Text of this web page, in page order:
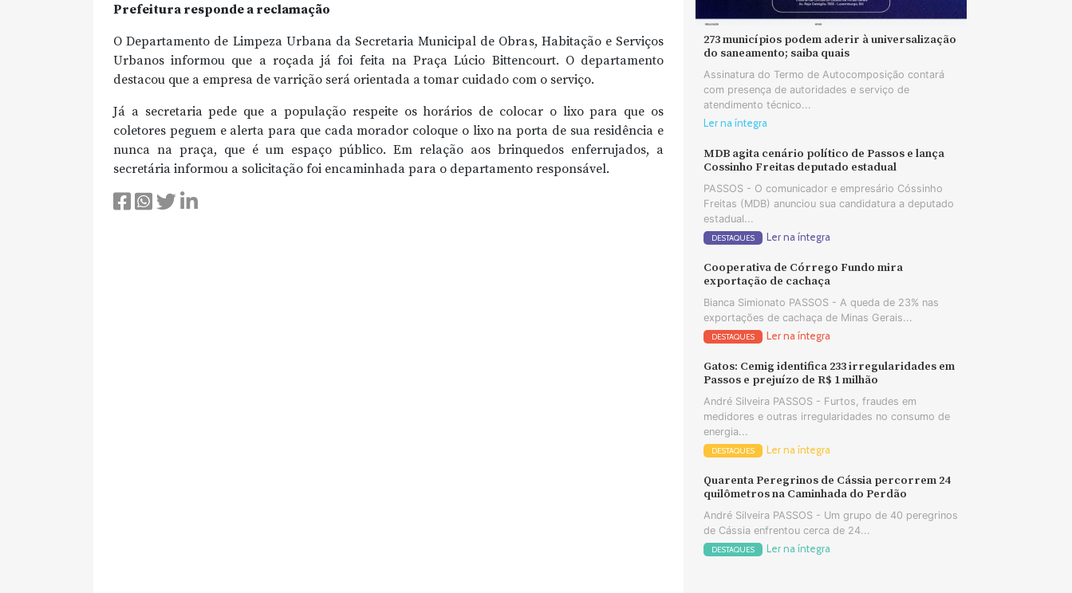
Prefeitura responde a reclamação
O Departamento de Limpeza Urbana da Secretaria Municipal de Obras, Habitação e Serviços
Urbanos informou que a roçada já foi feita na Praça Lúcio Bittencourt. O departamento
destacou que a empresa de varrição será orientada a tomar cuidado com o serviço.
Já a secretaria pede que a população respeite os horários de colocar o lixo para que os
coletores peguem e alerta para que cada morador coloque o lixo na porta de sua residência e
nunca na praça, que é um espaço público. Em relação aos brinquedos enferrujados, a
secretária informou a solicitação foi encaminhada para o departamento responsável.
273 municípios podem aderir à universalização
do saneamento; saiba quais
Assinatura do Termo de Autocomposição contará
com presença de autoridades e serviço de
atendimento técnico...
Ler na íntegra
MDB agita cenário político de Passos e lança
Cossinho Freitas deputado estadual
PASSOS - O comunicador e empresário Cóssinho
Freitas (MDB) anunciou sua candidatura a deputado
estadual...
DESTAQUES Ler na íntegra
Cooperativa de Córrego Fundo mira
exportação de cachaça
Bianca Simionato PASSOS - A queda de 23% nas
exportações de cachaça de Minas Gerais...
DESTAQUES Ler na íntegra
Gatos: Cemig identifica 233 irregularidades em
Passos e prejuízo de R$ 1 milhão
André Silveira PASSOS - Furtos, fraudes em
medidores e outras irregularidades no consumo de
energia...
DESTAQUES Ler na íntegra
Quarenta Peregrinos de Cássia percorrem 24
quilômetros na Caminhada do Perdão
André Silveira PASSOS - Um grupo de 40 peregrinos
de Cássia enfrentou cerca de 24...
DESTAQUES Ler na íntegra